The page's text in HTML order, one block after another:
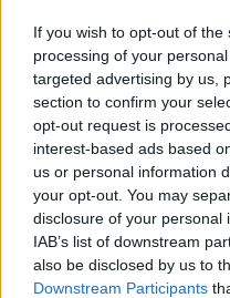
If you wish to opt-out of
processing of your
targeted advertising by us,
section to confirm your
opt-out request is
interest-based ads based
us or personal information
your opt-out. You may
disclosure of your personal
IAB’s list of downstream
also be disclosed by us to
Downstream Participants
felvételi pontszámítás
pontszámítási szabályok
felvételi 2023
felvételi pontszámítási
felvételi 2023
keresztféléves felvételi